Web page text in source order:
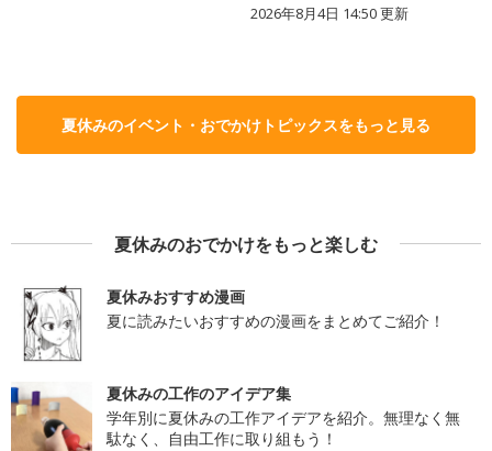
2026年8月4日 14:50更新
夏休みのイベント・おでかけトピックスをもっと見る
夏休みのおでかけをもっと楽しむ
夏休みおすすめ漫画
夏に読みたいおすすめの漫画をまとめてご紹介！
夏休みの工作のアイデア集
学年別に夏休みの工作アイデアを紹介。無理なく無
駄なく、自由工作に取り組もう！